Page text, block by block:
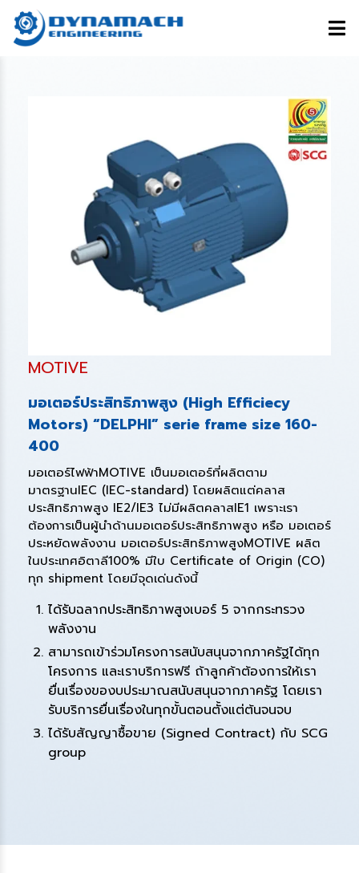
MOTIVE
มอเตอร์ประสิทธิภาพสูง (High Efficiecy
Motors) “DELPHI” serie frame size 160-
400
มอเตอร์ไฟฟ้าMOTIVE เป็นมอเตอร์ที่ผลิตตาม
มาตรฐานIEC (IEC-standard) โดยผลิตแต่คลาส
ประสิทธิภาพสูง IE2/IE3 ไม่มีผลิตคลาสIE1 เพราะเรา
ต้องการเป็นผู้นำด้านมอเตอร์ประสิทธิภาพสูง หรือ มอเตอร์
ประหยัดพลังงาน มอเตอร์ประสิทธิภาพสูงMOTIVE ผลิต
ในประเทศอิตาลี100% มีใบ Certificate of Origin (CO)
ทุก shipment โดยมีจุดเด่นดังนี้
ได้รับฉลากประสิทธิภาพสูงเบอร์ 5 จากกระทรวง
พลังงาน
สามารถเข้าร่วมโครงการสนับสนุนจากภาครัฐได้ทุก
โครงการ และเราบริการฟรี ถ้าลูกค้าต้องการให้เรา
ยื่นเรื่องของบประมาณสนับสนุนจากภาครัฐ โดยเรา
รับบริการยื่นเรื่องในทุกขั้นตอนตั้งแต่ต้นจนจบ
ได้รับสัญญาซื้อขาย (Signed Contract) กับ SCG
group